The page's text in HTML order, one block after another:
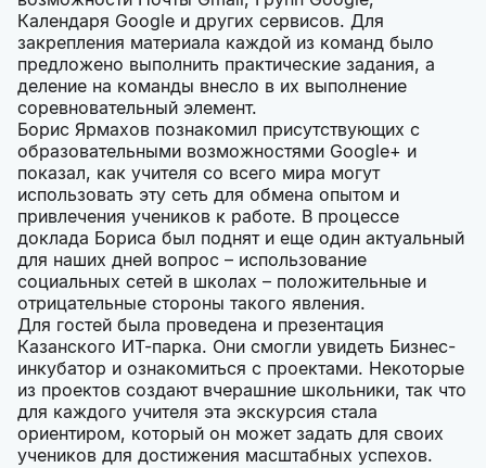
Календаря Google и других сервисов. Для
закрепления материала каждой из команд было
предложено выполнить практические задания, а
деление на команды внесло в их выполнение
соревновательный элемент.
Борис Ярмахов познакомил присутствующих с
образовательными возможностями Google+ и
показал, как учителя со всего мира могут
использовать эту сеть для обмена опытом и
привлечения учеников к работе. В процессе
доклада Бориса был поднят и еще один актуальный
для наших дней вопрос – использование
социальных сетей в школах – положительные и
отрицательные стороны такого явления.
Для гостей была проведена и презентация
Казанского ИТ-парка. Они смогли увидеть Бизнес-
инкубатор и ознакомиться с проектами. Некоторые
из проектов создают вчерашние школьники, так что
для каждого учителя эта экскурсия стала
ориентиром, который он может задать для своих
учеников для достижения масштабных успехов.